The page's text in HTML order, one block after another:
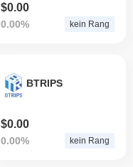
$0.00
0.00% kein Rang
BTRIPS
$0.00
0.00% kein Rang